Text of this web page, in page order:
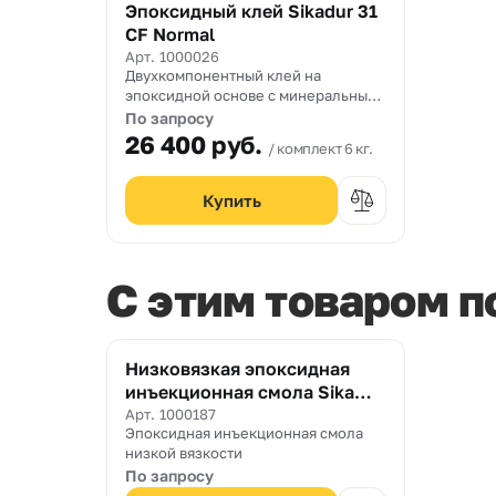
Эпоксидный клей Sikadur 31
CF Normal
Арт. 1000026
Двухкомпонентный клей на
эпоксидной основе с минеральным
заполнителем
По запросу
26 400руб. комплект 6 кг.
C этим товаром
Низковязкая эпоксидная
инъекционная смола Sika
Injection 451
Арт. 1000187
Эпоксидная инъекционная смола
низкой вязкости
По запросу